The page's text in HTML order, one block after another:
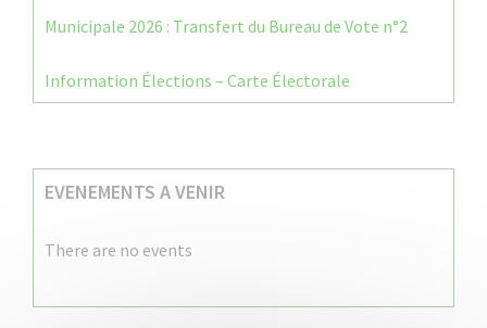
Municipale 2026 : Transfert du Bureau de Vote n°2
Information Élections – Carte Électorale
EVENEMENTS A VENIR
There are no events